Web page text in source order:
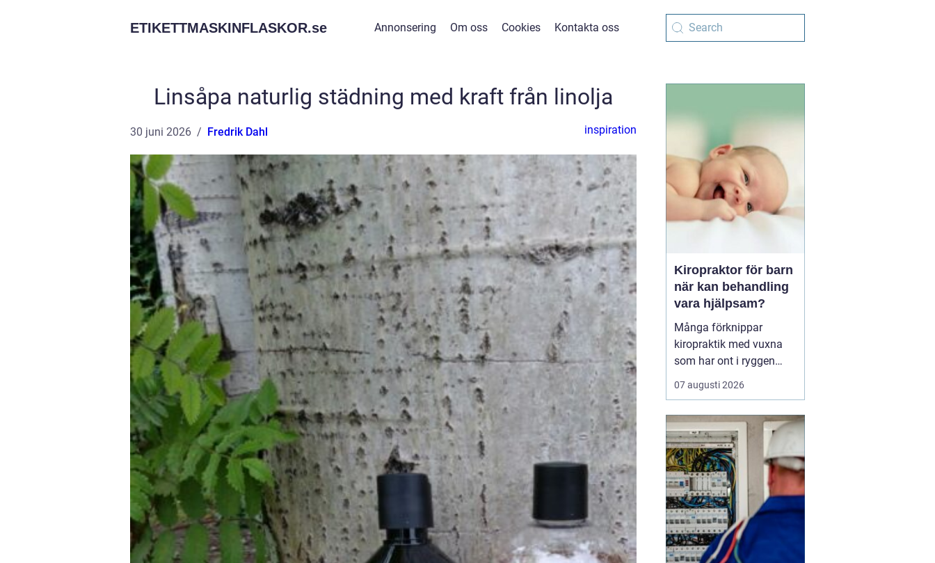
ETIKETTMASKINFLASKOR.se Annonsering Om oss Cookies Kontakta oss
Linsåpa naturlig städning med kraft från linolja
30 juni 2026 Fredrik Dahl inspiration
Kiropraktor för barn
när kan behandling
vara hjälpsam?
Många förknippar
kiropraktik med vuxna
som har ont i ryggen
eller nacken. Men barns
kroppar är i ständig
för påfrestningar från
graviditet och
förlossning, fall i
lekparken, snabb tillväxt
och ibland hård
idrottsträning. Därför...
07 augusti 2026